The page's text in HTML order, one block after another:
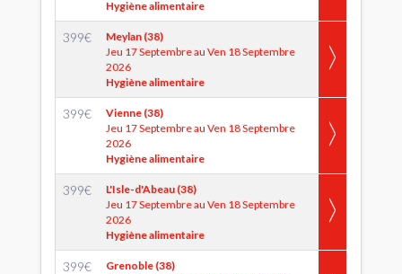
Hygiène alimentaire
399€
Meylan (38)
Jeu 17 Septembre au Ven 18 Septembre
2026
Hygiène alimentaire
399€
Vienne (38)
Jeu 17 Septembre au Ven 18 Septembre
2026
Hygiène alimentaire
399€
L'Isle-d'Abeau (38)
Jeu 17 Septembre au Ven 18 Septembre
2026
Hygiène alimentaire
399€
Grenoble (38)